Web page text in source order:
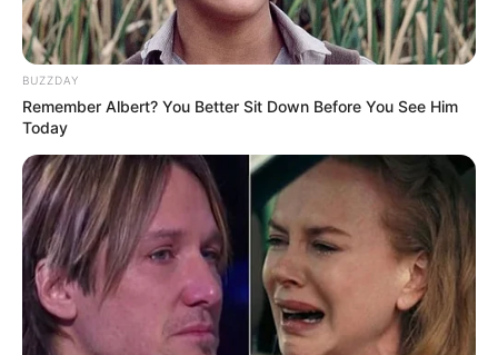
BUZZDAY
Remember Albert? You Better Sit Down Before You See Him
Today